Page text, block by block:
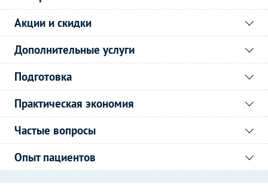
Акции и скидки
Дополнительные услуги
Подготовка
Практическая экономия
Частые вопросы
Опыт пациентов